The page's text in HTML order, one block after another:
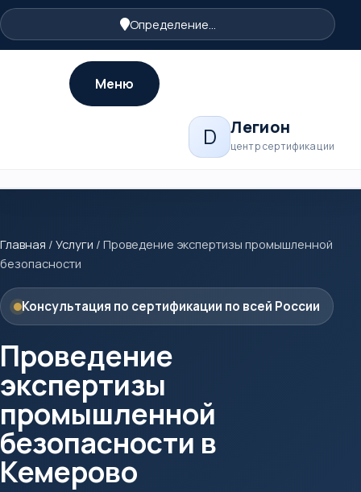
Определение...
D Легион
центр сертификации
Меню
Главная / Услуги / Проведение экспертизы промышленной
безопасности
Консультация по сертификации по всей России
Проведение
экспертизы
промышленной
безопасности в
Кемерово